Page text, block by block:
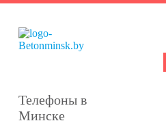
Телефоны в
Минске